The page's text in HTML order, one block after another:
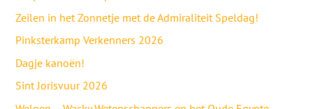
Zeilen in het Zonnetje met de Admiraliteit Speldag!
Pinksterkamp Verkenners 2026
Dagje kanoën!
Sint Jorisvuur 2026